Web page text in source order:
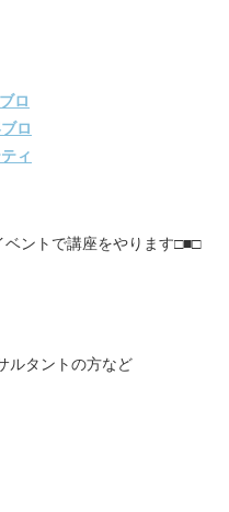
ントで講座をやります□■□
ルタントの方など